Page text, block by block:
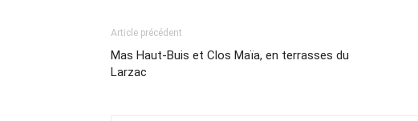
Article précédent
Mas Haut-Buis et Clos Maïa, en terrasses du
Larzac